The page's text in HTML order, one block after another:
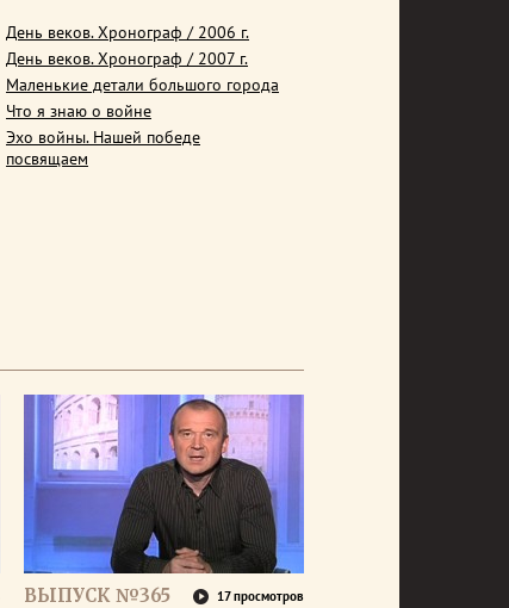
День веков. Хронограф / 2006 г.
День веков. Хронограф / 2007 г.
Маленькие детали большого города
Что я знаю о войне
Эхо войны. Нашей победе
посвящаем
ВЫПУСК №365 17 просмотров